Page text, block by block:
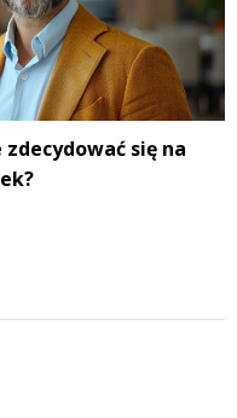
się na